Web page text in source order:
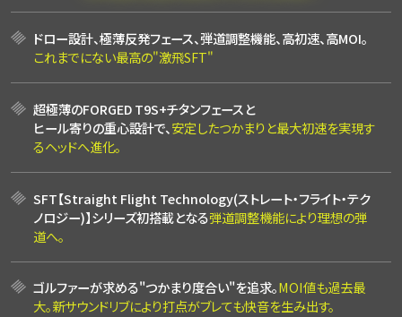
ドロー設計、極薄反発フェース、弾道調整機能、高初速、高MOI。
これまでにない最高の"激飛SFT"
超極薄のFORGED T9S+チタンフェースと
ヒール寄りの重心設計で、安定したつかまりと最大初速を実現す
るヘッドへ進化。
SFT【Straight Flight Technology(ストレート・フライト・テク
ノロジー)】シリーズ初搭載となる弾道調整機能により理想の弾
道へ。
ゴルファーが求める"つかまり度合い"を追求。MOI値も過去最
大。新サウンドリブにより打点がブレても快音を生み出す。